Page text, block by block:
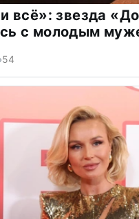
всё»: звезда
с молодым
54